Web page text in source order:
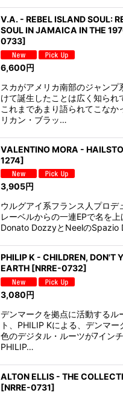
V.A. - REBEL ISLAND SOUL:
SOUL IN JAMAICA IN THE
0733]
6,600円
スカがアメリカ南部のジャンプ
けて誕生したことは広く知られ
これまであまり語られてこなか
リカン・ブラッ…
VALENTINO MORA -
1274]
3,905円
ウルグアイ系フランス人プロデ
レーベルからの一連EPで名を
Donato DozzyとNeelのSpazio
PHILIP K - CHILDREN, DON'T
EARTH [NRRE-0732]
3,080円
デンマークを拠点に活動するル
ト、PHILIP Kによる、デンマ
色のデジタル・ルーツが7インチ
PHILIP…
ALTON ELLIS - THE
[NRRE-0731]